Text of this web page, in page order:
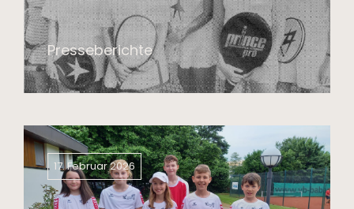
Presseberichte
17. Februar 2026